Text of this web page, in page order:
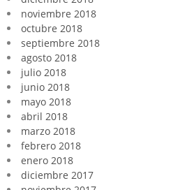
noviembre 2018
octubre 2018
septiembre 2018
agosto 2018
julio 2018
junio 2018
mayo 2018
abril 2018
marzo 2018
febrero 2018
enero 2018
diciembre 2017